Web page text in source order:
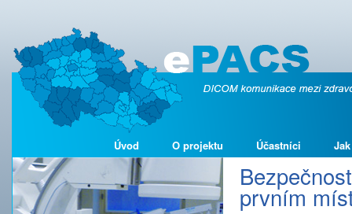
Úvod O projektu Účastníci
prvním